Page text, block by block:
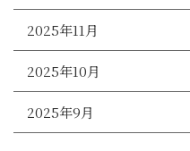
2025年11月
2025年10月
2025年9月